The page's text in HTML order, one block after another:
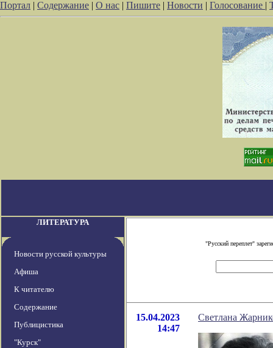
Портал | Содержание | О нас | Пишите | Новости | Голосование |
ЛИТЕРАТУРА
Новости русской культуры
Афиша
К читателю
Содержание
Публицистика
"Курск"
"Русский переплет"
15.04.2023
14:47
Светлана